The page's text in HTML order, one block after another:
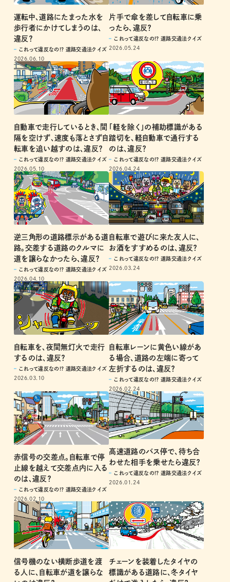
運転中、道路にたまった水を
歩行者にかけてしまうのは、
違反？
これって違反なの!? 道路交通法クイズ
2026.06.10
片手で傘を差して自転車に乗
ったら、違反？
これって違反なの!? 道路交通法クイズ
2026.05.24
自動車で走行しているとき、間
隔を空けず、速度も落とさず自
転車を追い越すのは、違反？
これって違反なの!? 道路交通法クイズ
2026.05.10
「軽を除く」の補助標識がある
踏切を、軽自動車で通行する
のは、違反？
これって違反なの!? 道路交通法クイズ
2026.04.24
逆三角形の道路標示がある道
路。交差する道路のクルマに
道を譲らなかったら、違反？
これって違反なの!? 道路交通法クイズ
2026.04.10
自転車で遊びに来た友人に、
お酒をすすめるのは、違反？
これって違反なの!? 道路交通法クイズ
2026.03.24
自転車を、夜間無灯火で走行
するのは、違反？
これって違反なの!? 道路交通法クイズ
2026.03.10
自転車レーンに黄色い線があ
る場合、道路の左端に寄って
左折するのは、違反？
これって違反なの!? 道路交通法クイズ
2026.02.24
赤信号の交差点。自転車で停
止線を越えて交差点内に入る
のは、違反？
これって違反なの!? 道路交通法クイズ
2026.02.10
高速道路のバス停で、待ち合
わせた相手を乗せたら違反？
これって違反なの!? 道路交通法クイズ
2026.01.24
信号機のない横断歩道を渡
る人に、自転車が道を譲らな
チェーンを装着したタイヤの
標識がある道路に、冬タイヤ